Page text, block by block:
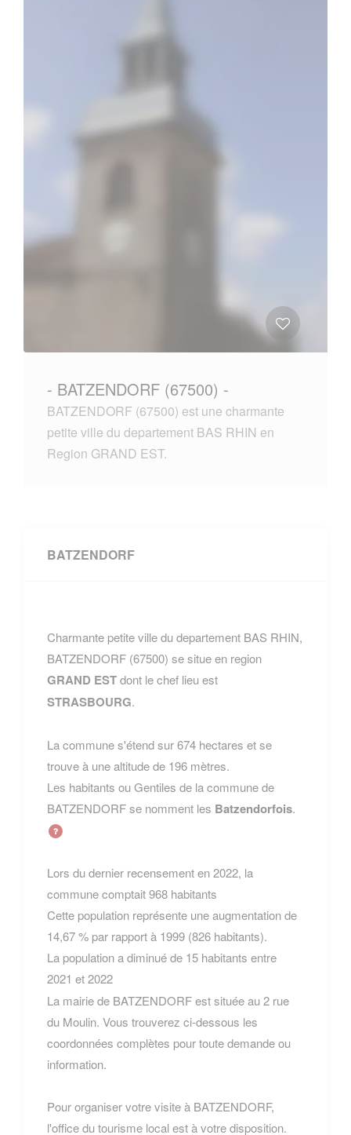
- BATZENDORF (67500) -
BATZENDORF (67500) est une charmante
petite ville du departement BAS RHIN en
Region GRAND EST.
BATZENDORF
Charmante petite ville du departement BAS RHIN,
BATZENDORF (67500) se situe en region
GRAND ESTdont le chef lieu est
STRASBOURG.
La commune s'étend sur 674 hectares et se
trouve à une altitude de 196 mètres.
Les habitants ou Gentiles de la commune de
BATZENDORF se nomment les Batzendorfois.
Lors du dernier recensement en 2022, la
commune comptait 968 habitants
Cette population représente une augmentation de
14,67 % par rapport à 1999 (826 habitants).
La population a diminué de 15 habitants entre
2021 et 2022
La mairie de BATZENDORF est située au 2 rue
du Moulin. Vous trouverez ci-dessous les
coordonnées complètes pour toute demande ou
information.
Pour organiser votre visite à BATZENDORF,
l'office du tourisme local est à votre disposition.